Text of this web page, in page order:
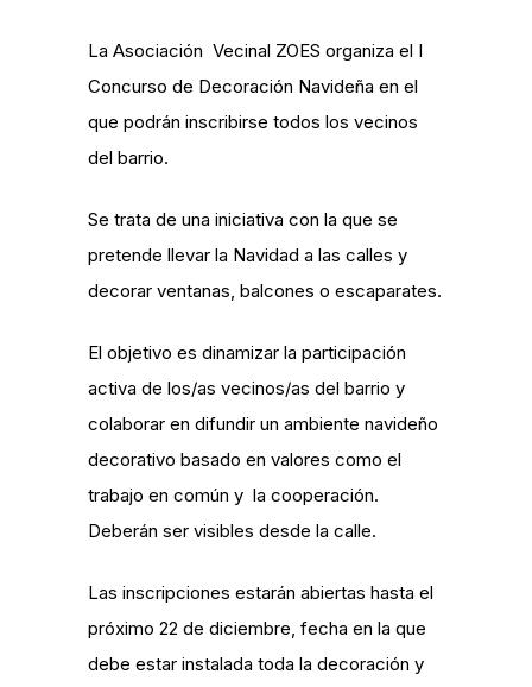
La Asociación Vecinal ZOES organiza el I
Concurso de Decoración Navideña en el
que podrán inscribirse todos los vecinos
del barrio.
Se trata de una iniciativa con la que se
pretende llevar la Navidad a las calles y
decorar ventanas, balcones o escaparates.
El objetivo es dinamizar la participación
activa de los/as vecinos/as del barrio y
colaborar en difundir un ambiente navideño
decorativo basado en valores como el
trabajo en común y la cooperación.
Deberán ser visibles desde la calle.
Las inscripciones estarán abiertas hasta el
próximo 22 de diciembre, fecha en la que
debe estar instalada toda la decoración y